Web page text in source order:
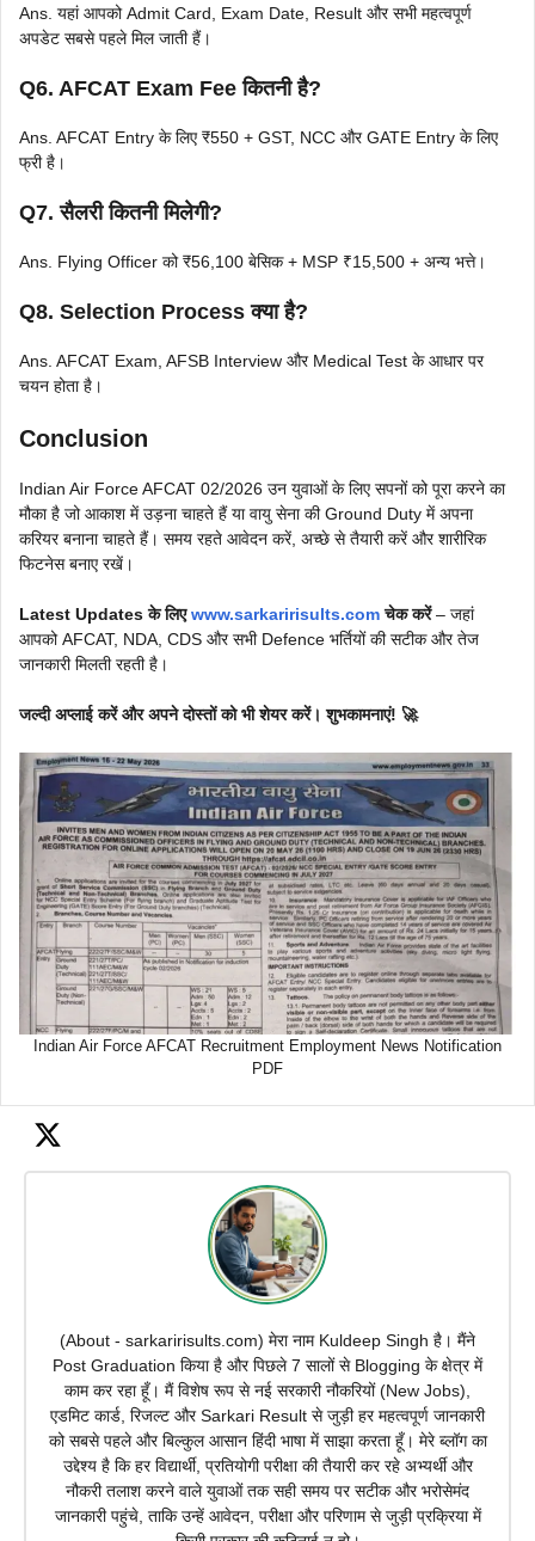
Ans. यहां आपको Admit Card, Exam Date, Result और सभी महत्वपूर्ण
अपडेट सबसे पहले मिल जाती हैं।
Q6. AFCAT Exam Fee कितनी है?
Ans. AFCAT Entry के लिए ₹550 + GST, NCC और GATE Entry के लिए
फ्री है।
Q7. सैलरी कितनी मिलेगी?
Ans. Flying Officer को ₹56,100 बेसिक + MSP ₹15,500 + अन्य भत्ते।
Q8. Selection Process क्या है?
Ans. AFCAT Exam, AFSB Interview और Medical Test के आधार पर
चयन होता है।
Conclusion
Indian Air Force AFCAT 02/2026 उन युवाओं के लिए सपनों को पूरा करने का
मौका है जो आकाश में उड़ना चाहते हैं या वायु सेना की Ground Duty में अपना
करियर बनाना चाहते हैं। समय रहते आवेदन करें, अच्छे से तैयारी करें और शारीरिक
फिटनेस बनाए रखें।
Latest Updates के लिएwww.sarkaririsults.comचेक करें– जहां
आपको AFCAT, NDA, CDS और सभी Defence भर्तियों की सटीक और तेज
जानकारी मिलती रहती है।
जल्दी अप्लाई करें और अपने दोस्तों को भी शेयर करें। शुभकामनाएं! 🚀
Indian Air Force AFCAT Recruitment Employment News Notification
PDF
(About - sarkaririsults.com) मेरा नाम Kuldeep Singh है। मैंने
Post Graduation किया है और पिछले 7 सालों से Blogging के क्षेत्र में
काम कर रहा हूँ। मैं विशेष रूप से नई सरकारी नौकरियों (New Jobs),
एडमिट कार्ड, रिजल्ट और Sarkari Result से जुड़ी हर महत्वपूर्ण जानकारी
को सबसे पहले और बिल्कुल आसान हिंदी भाषा में साझा करता हूँ। मेरे ब्लॉग का
उद्देश्य है कि हर विद्यार्थी, प्रतियोगी परीक्षा की तैयारी कर रहे अभ्यर्थी और
नौकरी तलाश करने वाले युवाओं तक सही समय पर सटीक और भरोसेमंद
जानकारी पहुंचे, ताकि उन्हें आवेदन, परीक्षा और परिणाम से जुड़ी प्रक्रिया में